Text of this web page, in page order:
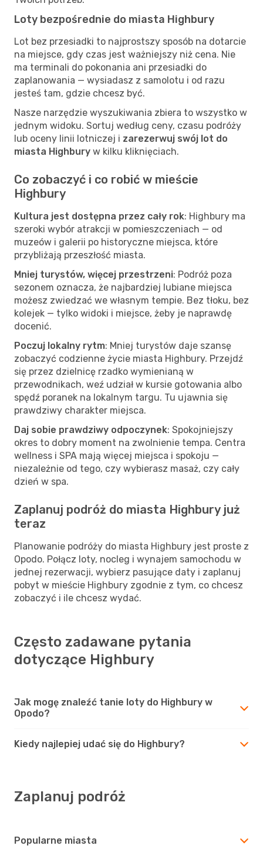
Loty bezpośrednie do miasta Highbury
Lot bez przesiadki to najprostszy sposób na dotarcie
na miejsce, gdy czas jest ważniejszy niż cena. Nie
ma terminali do pokonania ani przesiadki do
zaplanowania — wysiadasz z samolotu i od razu
jesteś tam, gdzie chcesz być.
Nasze narzędzie wyszukiwania zbiera to wszystko w
jednym widoku. Sortuj według ceny, czasu podróży
lub oceny linii lotniczej i zarezerwuj swój lot do
miasta Highbury w kilku kliknięciach.
Co zobaczyć i co robić w mieście
Highbury
Kultura jest dostępna przez cały rok: Highbury ma
szeroki wybór atrakcji w pomieszczeniach — od
muzeów i galerii po historyczne miejsca, które
przybliżają przeszłość miasta.
Mniej turystów, więcej przestrzeni: Podróż poza
sezonem oznacza, że najbardziej lubiane miejsca
możesz zwiedzać we własnym tempie. Bez tłoku, bez
kolejek — tylko widoki i miejsce, żeby je naprawdę
docenić.
Poczuj lokalny rytm: Mniej turystów daje szansę
zobaczyć codzienne życie miasta Highbury. Przejdź
się przez dzielnicę rzadko wymienianą w
przewodnikach, weź udział w kursie gotowania albo
spędź poranek na lokalnym targu. Tu ujawnia się
prawdziwy charakter miejsca.
Daj sobie prawdziwy odpoczynek: Spokojniejszy
okres to dobry moment na zwolnienie tempa. Centra
wellness i SPA mają więcej miejsca i spokoju —
niezależnie od tego, czy wybierasz masaż, czy cały
dzień w spa.
Zaplanuj podróż do miasta Highbury już
teraz
Planowanie podróży do miasta Highbury jest proste z
Opodo. Połącz loty, nocleg i wynajem samochodu w
jednej rezerwacji, wybierz pasujące daty i zaplanuj
pobyt w mieście Highbury zgodnie z tym, co chcesz
zobaczyć i ile chcesz wydać.
Często zadawane pytania
dotyczące Highbury
Jak mogę znaleźć tanie loty do Highbury w
Opodo?
Kiedy najlepiej udać się do Highbury?
Zaplanuj podróż
Popularne miasta